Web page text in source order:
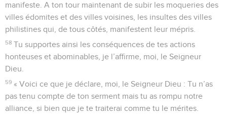
manifeste. A ton tour maintenant de subir les moqueries des
villes édomites et des villes voisines, les insultes des villes
philistines qui, de tous côtés, manifestent leur mépris.
58 Tu supportes ainsi les conséquences de tes actions
honteuses et abominables, je l’affirme, moi, le Seigneur
Dieu.
59 « Voici ce que je déclare, moi, le Seigneur Dieu : Tu n’as
pas tenu compte de ton serment mais tu as rompu notre
alliance, si bien que je te traiterai comme tu le mérites.